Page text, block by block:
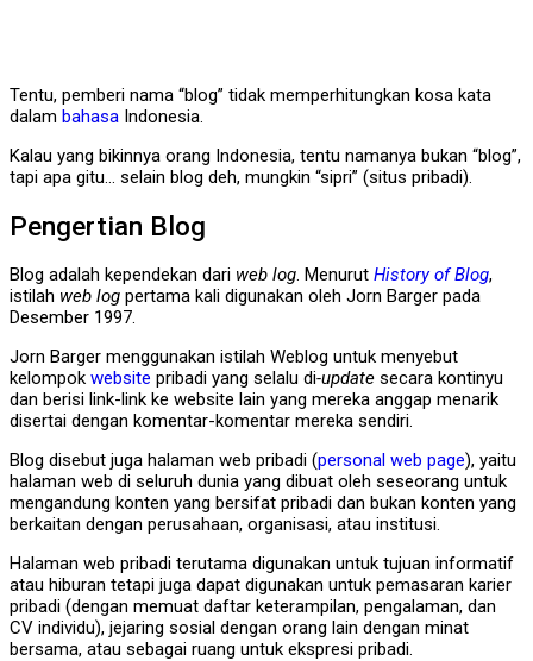
Tentu, pemberi nama “blog” tidak memperhitungkan kosa kata
dalam bahasa Indonesia.
Kalau yang bikinnya orang Indonesia, tentu namanya bukan “blog”,
tapi apa gitu… selain blog deh, mungkin “sipri” (situs pribadi).
Pengertian Blog
Blog adalah kependekan dari web log. Menurut History of Blog,
istilah web log pertama kali digunakan oleh Jorn Barger pada
Desember 1997.
Jorn Barger menggunakan istilah Weblog untuk menyebut
kelompok website pribadi yang selalu di-update secara kontinyu
dan berisi link-link ke website lain yang mereka anggap menarik
disertai dengan komentar-komentar mereka sendiri.
Blog disebut juga halaman web pribadi (personal web page), yaitu
halaman web di seluruh dunia yang dibuat oleh seseorang untuk
mengandung konten yang bersifat pribadi dan bukan konten yang
berkaitan dengan perusahaan, organisasi, atau institusi.
Halaman web pribadi terutama digunakan untuk tujuan informatif
atau hiburan tetapi juga dapat digunakan untuk pemasaran karier
pribadi (dengan memuat daftar keterampilan, pengalaman, dan
CV individu), jejaring sosial dengan orang lain dengan minat
bersama, atau sebagai ruang untuk ekspresi pribadi.